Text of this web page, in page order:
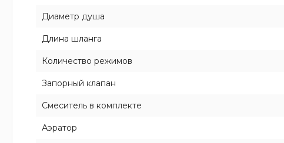
Диаметр душа
Длина шланга
Количество режимов
Запорный клапан
Смеситель в комплекте
Аэратор